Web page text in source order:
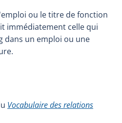
ou le titre de fonction
immédiatement celle qui
dans un emploi ou une
Vocabulaire des relations
externe s'ouvrira dans une